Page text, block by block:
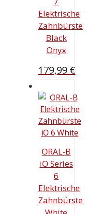
Elektrische
Zahnbürste
Black
Onyx
179,99 €
ORAL-B
iO Series
6
Elektrische
Zahnbürste